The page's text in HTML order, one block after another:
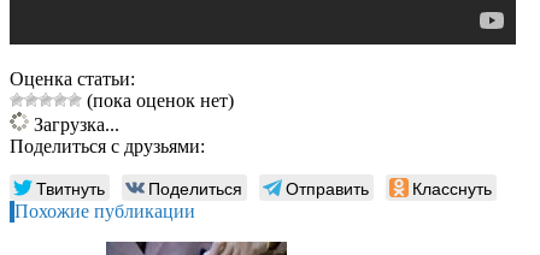
Оценка статьи:
(пока оценок нет)
Загрузка...
Поделиться с друзьями:
Твитнуть Поделиться Отправить Класснуть
Похожие публикации